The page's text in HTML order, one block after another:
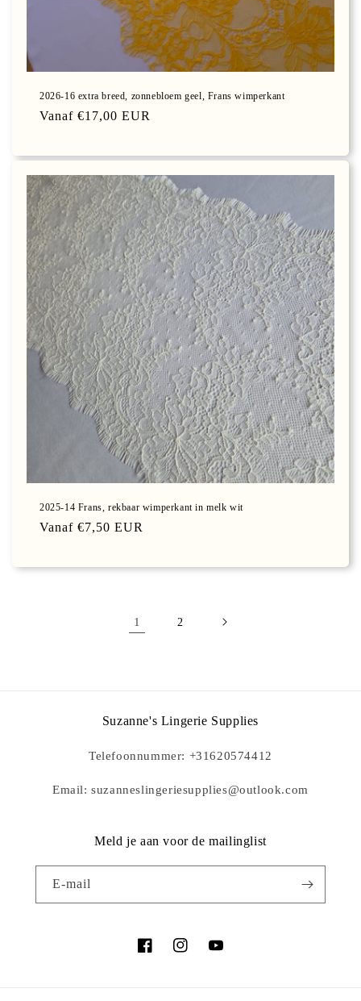
2026-16 extra breed, zonnebloem geel, Frans wimperkant
Normale
Vanaf €17,00 EUR
2025-14 Frans, rekbaar wimperkant in melk wit
Normale
Vanaf €7,50 EUR
1 2
Suzanne's Lingerie Supplies
Telefoonnummer: +31620574412
Email: suzanneslingeriesupplies@outlook.com
Meld je aan voor de mailinglist
E‑mail
FacebookInstagramYouTube